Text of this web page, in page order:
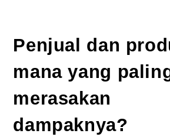
Penjual dan
mana yang
merasakan
dampaknya?